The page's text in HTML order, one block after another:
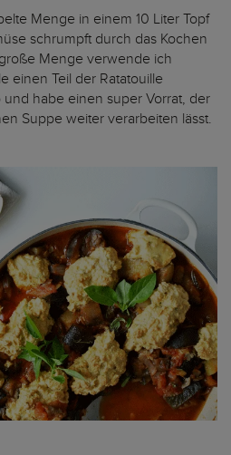
Menge in einem 10 Liter Topf
schrumpft durch das Kochen
Menge verwende ich
einen Teil der Ratatouille
habe einen super Vorrat, der
Suppe weiter verarbeiten lässt.